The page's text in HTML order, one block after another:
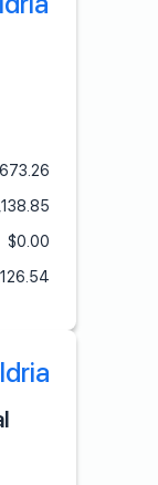
$0.00